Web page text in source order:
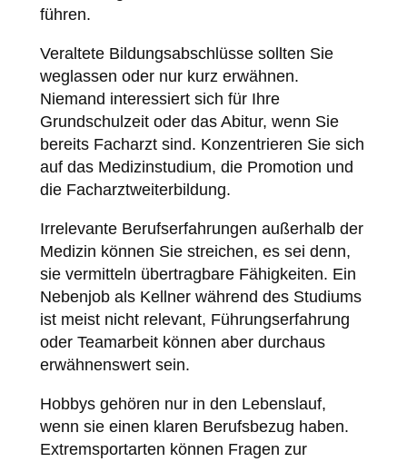
führen.
Veraltete Bildungsabschlüsse sollten Sie
weglassen oder nur kurz erwähnen.
Niemand interessiert sich für Ihre
Grundschulzeit oder das Abitur, wenn Sie
bereits Facharzt sind. Konzentrieren Sie sich
auf das Medizinstudium, die Promotion und
die Facharztweiterbildung.
Irrelevante Berufserfahrungen außerhalb der
Medizin können Sie streichen, es sei denn,
sie vermitteln übertragbare Fähigkeiten. Ein
Nebenjob als Kellner während des Studiums
ist meist nicht relevant, Führungserfahrung
oder Teamarbeit können aber durchaus
erwähnenswert sein.
Hobbys gehören nur in den Lebenslauf,
wenn sie einen klaren Berufsbezug haben.
Extremsportarten können Fragen zur